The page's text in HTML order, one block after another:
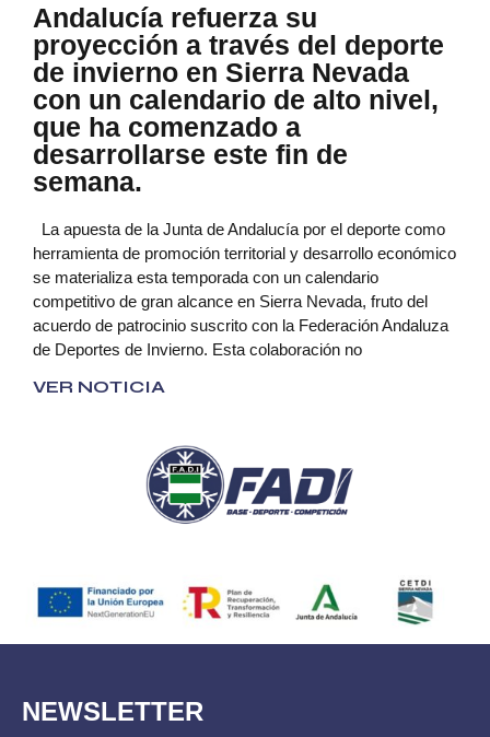
Andalucía refuerza su
proyección a través del deporte
de invierno en Sierra Nevada
con un calendario de alto nivel,
que ha comenzado a
desarrollarse este fin de
semana.
La apuesta de la Junta de Andalucía por el deporte como
herramienta de promoción territorial y desarrollo económico
se materializa esta temporada con un calendario
competitivo de gran alcance en Sierra Nevada, fruto del
acuerdo de patrocinio suscrito con la Federación Andaluza
de Deportes de Invierno. Esta colaboración no
VER NOTICIA
NEWSLETTER